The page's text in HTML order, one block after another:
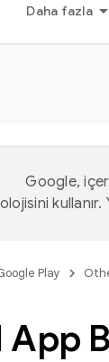
Daha fazla
Google,
Play